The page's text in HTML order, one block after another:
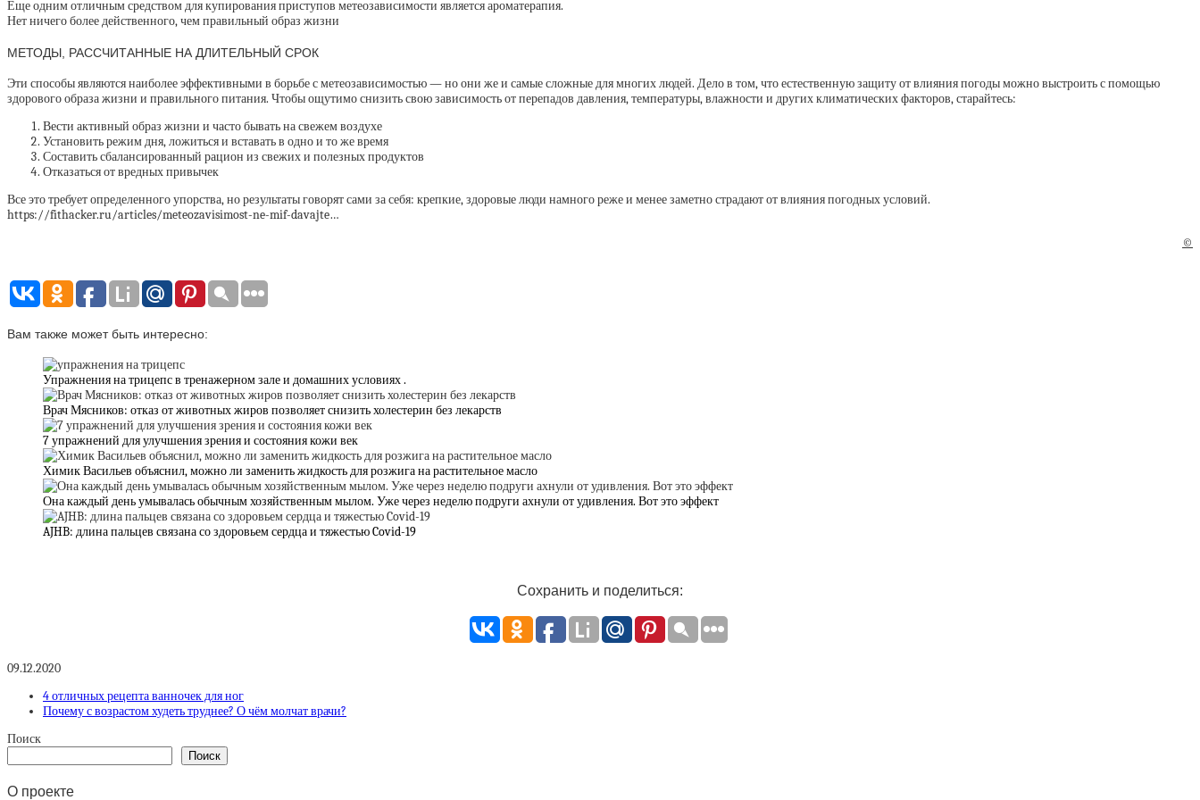
Еще одним отличным средством для купирования приступов метеозависимости является ароматерапия.
Нет ничего более действенного, чем правильный образ жизни
МЕТОДЫ, РАССЧИТАННЫЕ НА ДЛИТЕЛЬНЫЙ СРОК
Эти способы являются наиболее эффективными в борьбе с метеозависимостью — но они же и самые сложные для многих людей. Дело в том, что естественную защиту от влияния погоды можно выстроить с помощью
здорового образа жизни и правильного питания. Чтобы ощутимо снизить свою зависимость от перепадов давления, температуры, влажности и других климатических факторов, старайтесь:
Вести активный образ жизни и часто бывать на свежем воздухе
Установить режим дня, ложиться и вставать в одно и то же время
Составить сбалансированный рацион из свежих и полезных продуктов
Отказаться от вредных привычек
Все это требует определенного упорства, но результаты говорят сами за себя: крепкие, здоровые люди намного реже и менее заметно страдают от влияния погодных условий.
https://fithacker.ru/articles/meteozavisimost-ne-mif-davajte…
©
Вам также может быть интересно:
Упражнения на трицепс в тренажерном зале и домашних условиях .
Врач Мясников: отказ от животных жиров позволяет снизить холестерин без лекарств
7 упражнений для улучшения зрения и состояния кожи век
Химик Васильев объяснил, можно ли заменить жидкость для розжига на растительное масло
Она каждый день умывалась обычным хозяйственным мылом. Уже через неделю подруги ахнули от удивления. Вот это эффект
AJHB: длина пальцев связана со здоровьем сердца и тяжестью Covid-19
Сохранить и поделиться:
09.12.2020
4 отличных рецепта ванночек для ног
Почему с возрастом худеть труднее? О чём молчат врачи?
Поиск
Поиск
О проекте